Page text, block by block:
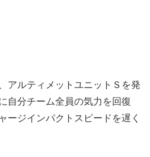
アルティメットユニットＳを発
自分チーム全員の気力を回復
ージインパクトスピードを遅く